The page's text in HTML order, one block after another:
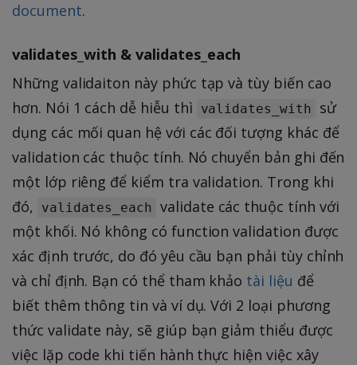
document.
validates_with & validates_each
Những validaiton này phức tạp và tùy biến cao
hơn. Nói 1 cách dễ hiễu thì
validates_with
sử
dụng các mối quan hệ với các đối tượng khác để
validation các thuộc tính. Nó chuyển bản ghi đến
một lớp riêng để kiểm tra validation. Trong khi
đó,
validates_each validate các thuộc tính với
một khối. Nó không có function validation được
xác định trước, do đó yêu cầu bạn phải tùy chỉnh
và chỉ định. Bạn có thể tham khảo tài liệu để
biết thêm thông tin và ví dụ. Với 2 loại phương
thức validate này, sẽ giúp bạn giảm thiểu được
việc lặp code khi tiến hành thực hiện việc xây